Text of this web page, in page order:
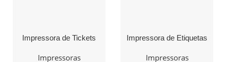
Impressora de Tickets
appPOS80AMUSEWH/
Impressoras
Impressora de Etiquetas
appPOS58PORTABLE+/
Impressoras